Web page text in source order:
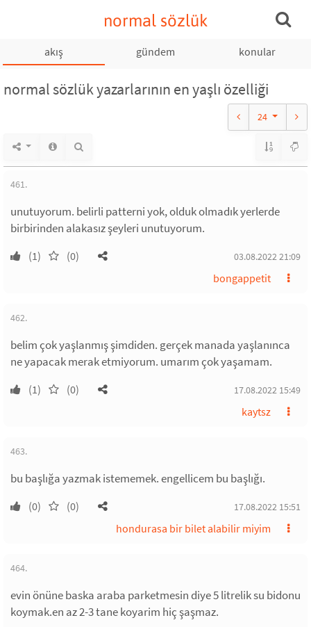
normal sözlük
akış gündem konular
normal sözlük yazarlarının en yaşlı özelliği
24
461.
unutuyorum. belirli patterni yok, olduk olmadık yerlerde
birbirinden alakasız şeyleri unutuyorum.
(1) (0) 03.08.2022 21:09
bongappetit
462.
belim çok yaşlanmış şimdiden. gerçek manada yaşlanınca
ne yapacak merak etmiyorum. umarım çok yaşamam.
(1) (0) 17.08.2022 15:49
kaytsz
463.
bu başlığa yazmak istememek. engellicem bu başlığı.
(0) (0) 17.08.2022 15:51
hondurasa bir bilet alabilir miyim
464.
evin önüne baska araba parketmesin diye 5 litrelik su bidonu
koymak.en az 2-3 tane koyarim hiç şaşmaz.